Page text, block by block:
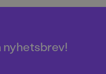
liv, vad som händer på
nyhetsbrev!